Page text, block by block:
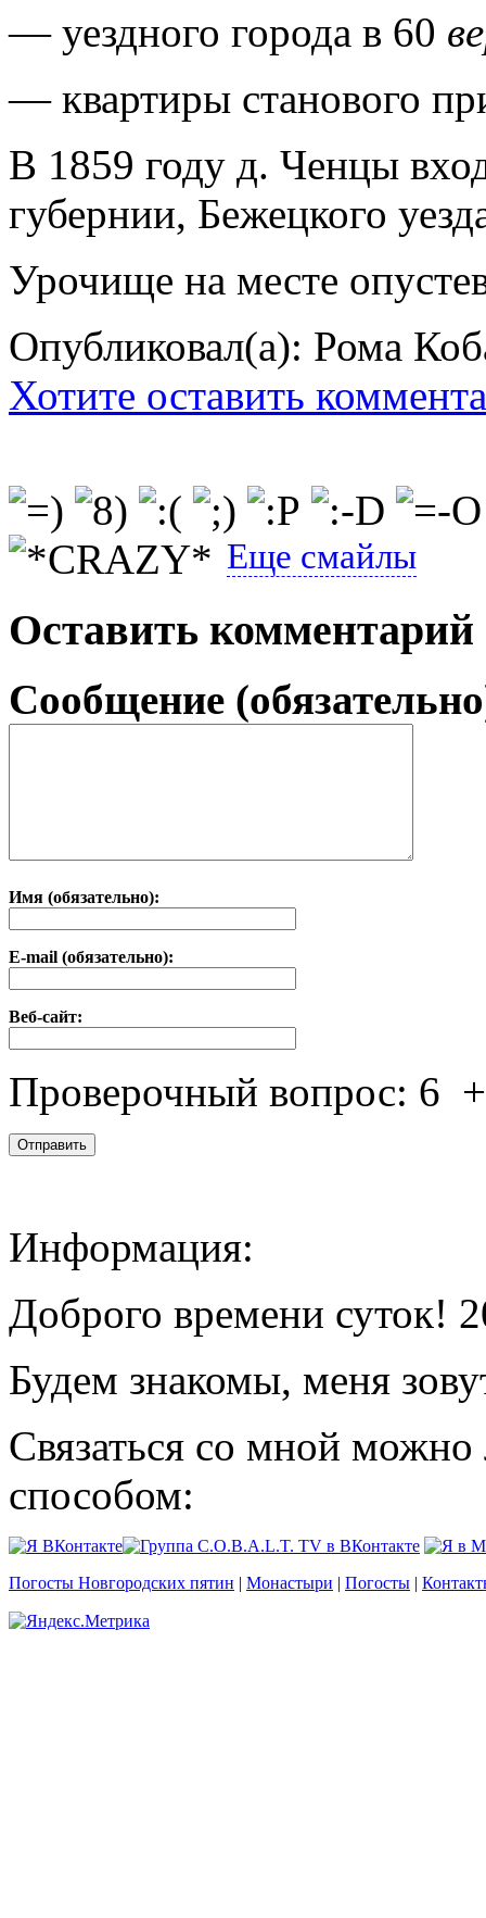
— уездного города в 60
— квартиры станового
В 1859 году д. Ченцы
губернии, Бежецкого
Урочище на месте
Опубликовал(а): Рома
Хотите оставить
Еще смайлы
Оставить комментарий
Сообщение
Имя (обязательно):
E-mail (обязательно):
Веб-сайт:
Проверочный вопрос: 6
Информация:
Доброго времени суток!
Будем знакомы, меня
Связаться со мной
способом:
Погосты Новгородских пятин | Монастыри | Погосты |